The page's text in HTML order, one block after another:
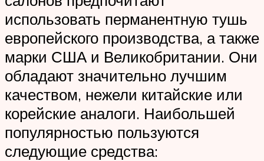
использовать перманентную тушь
европейского производства, а также
марки США и Великобритании. Они
обладают значительно лучшим
качеством, нежели китайские или
корейские аналоги. Наибольшей
популярностью пользуются
следующие средства: